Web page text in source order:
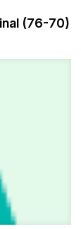
(76-70)